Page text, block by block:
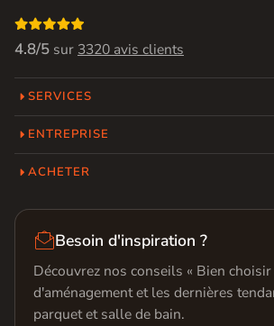

4.8/5 sur 3320 avis clients
SERVICES
ENTREPRISE
ACHETER
Besoin d'inspiration ?
Découvrez nos conseils « Bien
d'aménagement et les dernières
parquet et salle de bain.